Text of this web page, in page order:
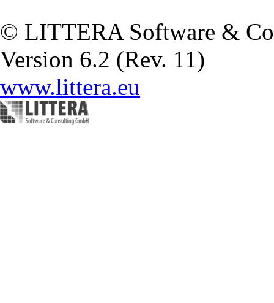
© LITTERA Software &
Version 6.2 (Rev. 11)
www.littera.eu